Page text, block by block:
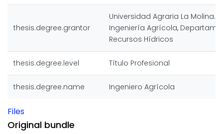
thesis.degree.grantor
Universidad Agraria La Molina.
Ingeniería Agrícola,
Recursos Hídricos
thesis.degree.level Título Profesional
thesis.degree.name Ingeniero Agrícola
Files
Original bundle